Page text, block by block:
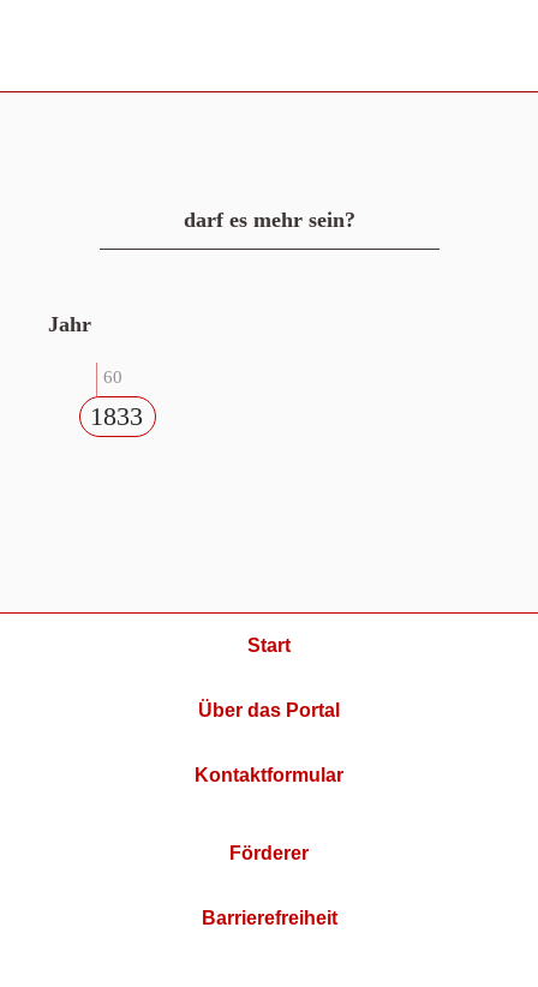
darf es mehr sein?
Jahr
60
1833
Start
Über das Portal
Kontaktformular
Förderer
Barrierefreiheit